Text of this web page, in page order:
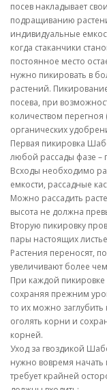
посев накладывает
подращиванию
индивидуальные
когда стаканчики
постоянное место
нужно пикировать в
растений.
посева, при
количеством перегноя
органических
Первая пикировка
любой рассады фазе –
Всходы необходимо
емкости, рассадные
Можно рассадить
высота не должна
Вторую пикировку
пары настоящих
Растения переносят,
увеличивают более
При каждой
сохраняя прежним
то их можно
оголять корни и
корней.
Уход за гвоздикой
нужно вовремя
требует крайней